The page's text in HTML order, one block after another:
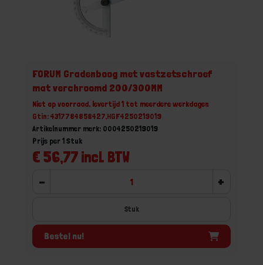
FORUM Gradenboog met vastzetschroef
mat verchroomd 200/300MM
Niet op voorraad, levertijd 1 tot meerdere werkdagen
Gtin: 4317784858427,HGF4250219019
Artikelnummer merk: 0004250219019
€ 56,77 incl. BTW
Prijs per 1 Stuk
- +
Stuk
Bestel nu!